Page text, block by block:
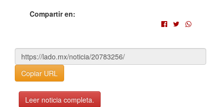
Compartir en:
Copiar URL
Leer noticia completa.